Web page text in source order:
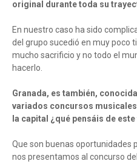
original durante toda su
En nuestro caso ha sido
del grupo sucedió en muy poco
mucho sacrificio y no todo el
hacerlo.
Granada, es también,
variados concursos
la capital ¿qué pensáis de
Que son buenas oportunidades
nos presentamos al concurso